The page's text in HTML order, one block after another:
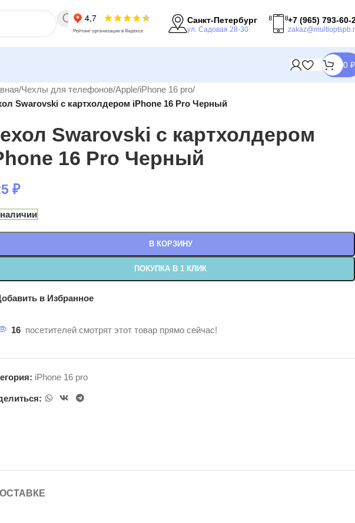
Санкт-Петербург
ул. Садовая 28-30
+7 (965) 793-60-
0 ₽
/Чехлы для телефонов/Apple/iPhone 16 pro/
Swarovski с картхолдером iPhone 16 Pro Черный
Swarovski с картхолдером
16 Pro Черный
₽
В КОРЗИНУ
ПОКУПКА В 1 КЛИК
в Избранное
16 посетителей смотрят этот товар прямо сейчас!
iPhone 16 pro